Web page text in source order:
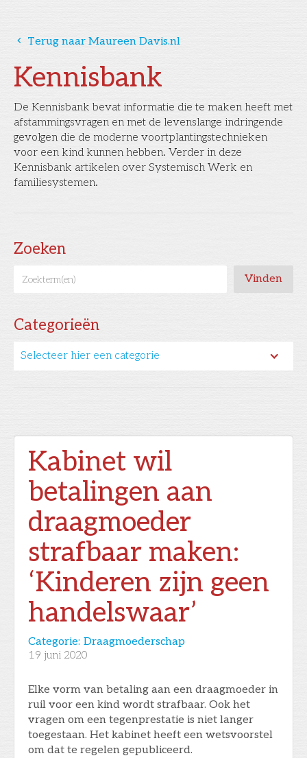
Kennisbank
De Kennisbank bevat informatie die te maken heeft met
afstammingsvragen en met de levenslange indringende
gevolgen die de moderne voortplantingstechnieken
voor een kind kunnen hebben. Verder in deze
Kennisbank artikelen over Systemisch Werk en
familiesystemen.
Zoeken
Categorieën
Selecteer hier een categorie
󰅁 Terug naar Maureen Davis.nl
Kabinet wil
betalingen aan
draagmoeder
strafbaar maken:
‘Kinderen zijn geen
handelswaar’
Categorie: Draagmoederschap
19 juni 2020
Elke vorm van betaling aan een draagmoeder in
ruil voor een kind wordt strafbaar. Ook het
vragen om een tegenprestatie is niet langer
toegestaan. Het kabinet heeft een wetsvoorstel
om dat te regelen gepubliceerd.